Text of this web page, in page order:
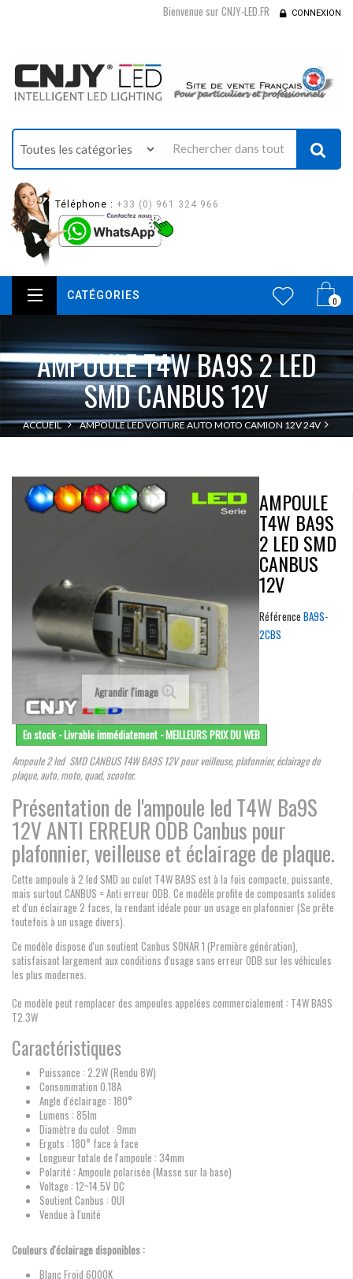
Bienvenue sur CNJY-LED.FR CONNEXION
Téléphone : +33 (0) 961 324 966
0
CATÉGORIES
AMPOULE T4W BA9S 2 LED
SMD CANBUS 12V
ACCUEIL
AMPOULE LED VOITURE AUTO MOTO CAMION 12V 24V
Agrandir l'image
AMPOULE
T4W BA9S
2 LED SMD
CANBUS
12V
Référence BA9S-
2CBS
En stock - Livrable immédiatement - MEILLEURS PRIX DU WEB
Ampoule 2 led SMD CANBUS T4W BA9S 12V pour veilleuse, plafonnier, éclairage de
plaque, auto, moto, quad, scooter.
Présentation de l'ampoule led T4W Ba9S
12V ANTI ERREUR ODB Canbus pour
plafonnier, veilleuse et éclairage de plaque.
Cette ampoule à 2 led SMD au culot T4W BA9S est à la fois compacte, puissante,
mais surtout CANBUS = Anti erreur ODB. Ce modèle profite de composants solides
et d'un éclairage 2 faces, la rendant idéale pour un usage en plafonnier (Se prête
toutefois à un usage divers).
Ce modèle dispose d'un soutient Canbus SONAR 1 (Première génération),
satisfaisant largement aux conditions d'usage sans erreur ODB sur les véhicules
les plus modernes.
Ce modèle peut remplacer des ampoules appelées commercialement : T4W BA9S
T2.3W
Caractéristiques
Puissance : 2.2W (Rendu 8W)
Consommation 0.18A
Angle d'éclairage : 180°
Lumens : 85lm
Diamètre du culot : 9mm
Ergots : 180° face à face
Longueur totale de l'ampoule : 34mm
Polarité : Ampoule polarisée (Masse sur la base)
Voltage : 12~14.5V DC
Soutient Canbus : OUI
Vendue à l'unité
Couleurs d'éclairage disponibles :
Blanc Froid 6000K